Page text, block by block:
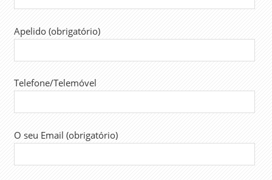
Apelido (obrigatório)
Telefone/Telemóvel
O seu Email (obrigatório)